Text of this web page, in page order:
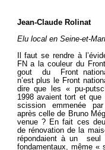
Jean-Claude Rolinat
Elu local en Seine-et-
Il faut se rendre à
FN a la couleur du
gout
du
Front
n’est plus le Front
dire que les « pu-
1998 avaient tort et que
scission emmenée
après celle de Bruno
venue ? En fait ces
de rénovation de la
répondaient à un
seul
fondamentaux, même «